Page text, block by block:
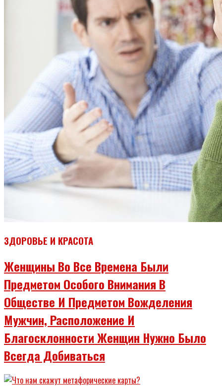
ЗДОРОВЬЕ И КРАСОТА
Женщины Во Все Времена Были
Предметом Особого Внимания В
Обществе И Предметом Вожделения
Мужчин, Расположение И
Благосклонности Женщин Нужно Было
Всегда Добиваться